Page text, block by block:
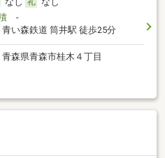
-
青い森鉄道 筒井駅 徒歩25分
青森県青森市桂木４丁目